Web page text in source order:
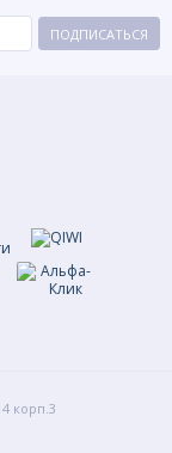
штуцерами для
разницы
штуцером М10 для
прибора теплоучёта,
краны шаровые с
шаровые с
с накидной
ПОДПИСАТЬСЯ
корп.3